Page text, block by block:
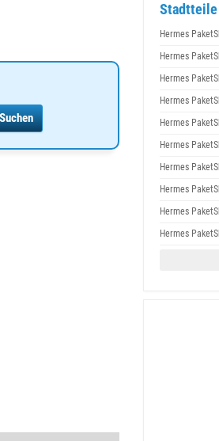
Hermes
Hermes
Hermes
Hermes
Hermes
Hermes
Hermes
Hermes
Hermes
Hermes